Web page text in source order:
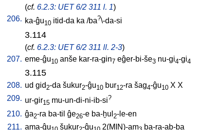
(cf. 6.2.3: UET 6/2 311 l. 1)
206. ka-ĝu10 itid-da ka /ba?\-da-si
3.114
(cf. 6.2.3: UET 6/2 311 ll. 2-3)
207. eme-ĝu10 anše kar-ra-gin7 eĝer-bi-še3 nu-gi4-gi4
3.115
208. ud gid 2-da šukur2-ĝu10 bur12-ra šag4-ĝu10 X X
209. ur-gir15 mu-un-di-ni-ib-si?
210. ĝa2-ra ba-til ĝe26-e ba-ḫul 2-le-en
211. ama-ĝu šukur -ĝu 2(MIN)-am ba-ra-ab-ba